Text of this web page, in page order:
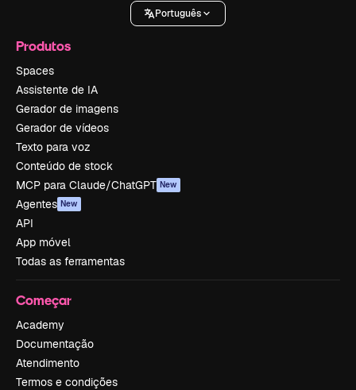
Português
Produtos
Spaces
Assistente de IA
Gerador de imagens
Gerador de vídeos
Texto para voz
Conteúdo de stock
MCP para Claude/ChatGPT New
Agentes New
API
App móvel
Todas as ferramentas
Começar
Academy
Documentação
Atendimento
Termos e condições